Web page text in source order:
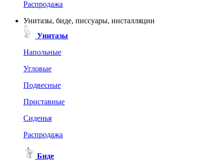
Распродажа
Унитазы, биде, писсуары, инсталляции
Унитазы
Напольные
Угловые
Подвесные
Приставные
Сиденья
Распродажа
Биде